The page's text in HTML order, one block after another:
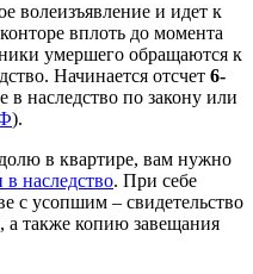
волеизъявление и идет к
вплоть до момента
умершего обращаются к
Начинается отсчет 6-
в наследство по закону или
).
в квартире, вам нужно
в наследство. При себе
с усопшим – свидетельство
а также копию завещания